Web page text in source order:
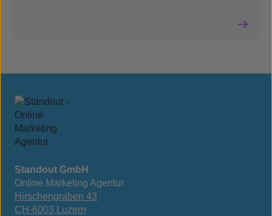
Standout GmbH
Online Marketing Agentur
Hirschengraben 43
CH-6003 Luzern